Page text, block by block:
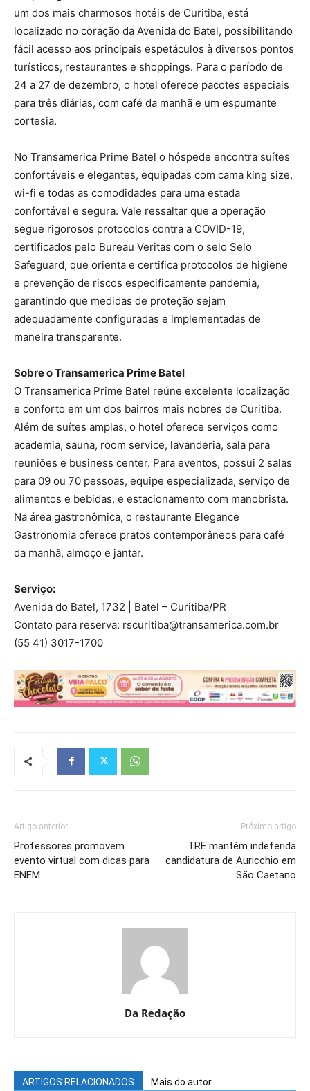
um dos mais charmosos hotéis de Curitiba, está
localizado no coração da Avenida do Batel, possibilitando
fácil acesso aos principais espetáculos à diversos pontos
turísticos, restaurantes e shoppings. Para o período de
24 a 27 de dezembro, o hotel oferece pacotes especiais
para três diárias, com café da manhã e um espumante
cortesia.
No Transamerica Prime Batel o hóspede encontra suítes
confortáveis e elegantes, equipadas com cama king size,
wi-fi e todas as comodidades para uma estada
confortável e segura. Vale ressaltar que a operação
segue rigorosos protocolos contra a COVID-19,
certificados pelo Bureau Veritas com o selo Selo
Safeguard, que orienta e certifica protocolos de higiene
e prevenção de riscos especificamente pandemia,
garantindo que medidas de proteção sejam
adequadamente configuradas e implementadas de
maneira transparente.
Sobre o Transamerica Prime Batel
O Transamerica Prime Batel reúne excelente localização
e conforto em um dos bairros mais nobres de Curitiba.
Além de suítes amplas, o hotel oferece serviços como
academia, sauna, room service, lavanderia, sala para
reuniões e business center. Para eventos, possui 2 salas
para 09 ou 70 pessoas, equipe especializada, serviço de
alimentos e bebidas, e estacionamento com manobrista.
Na área gastronômica, o restaurante Elegance
Gastronomia oferece pratos contemporâneos para café
da manhã, almoço e jantar.
Serviço:
Avenida do Batel, 1732 | Batel – Curitiba/PR
Contato para reserva: rscuritiba@transamerica.com.br
(55 41) 3017-1700
Artigo anterior
Professores promovem
evento virtual com dicas para
ENEM
Próximo artigo
TRE mantém indeferida
candidatura de Auricchio em
São Caetano
Da Redação
ARTIGOS RELACIONADOS Mais do autor